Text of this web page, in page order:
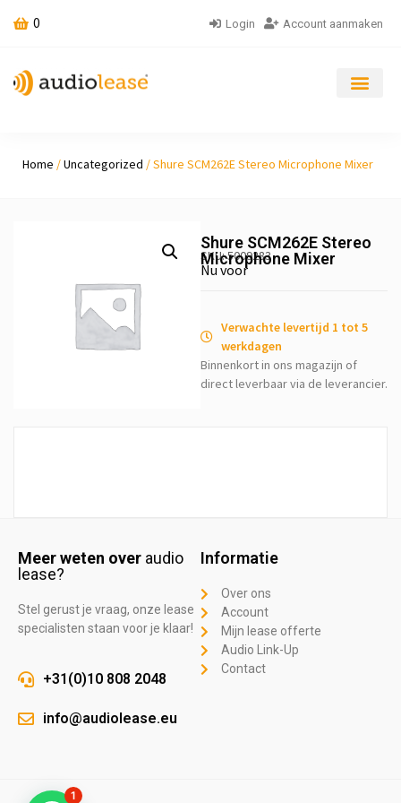
0 Login Account aanmaken
Home /Uncategorized / Shure SCM262E Stereo Microphone Mixer
Shure SCM262E Stereo
Microphone Mixer
SKU: 5009283
Nu voor
Verwachte levertijd 1 tot 5
werkdagen
Binnenkort in ons magazijn of
direct leverbaar via de leverancier.
Meer weten over audio
lease?
Stel gerust je vraag, onze lease
specialisten staan voor je klaar!
+31(0)10 808 2048
info@audiolease.eu
Informatie
Over ons
Account
Mijn lease offerte
Audio Link-Up
Contact
1